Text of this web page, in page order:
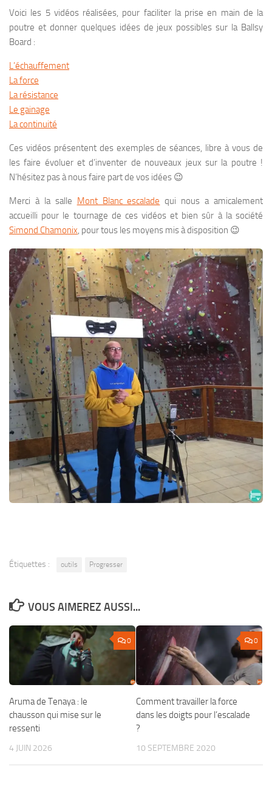
Voici les 5 vidéos réalisées, pour faciliter la prise en main de la
poutre et donner quelques idées de jeux possibles sur la Ballsy
Board :
L’échauffement
La force
La résistance
Le gainage
La continuité
Ces vidéos présentent des exemples de séances, libre à vous de
les faire évoluer et d’inventer de nouveaux jeux sur la poutre !
N’hésitez pas à nous faire part de vos idées 😉
Merci à la salle Mont Blanc escalade qui nous a amicalement
accueilli pour le tournage de ces vidéos et bien sûr à la société
Simond Chamonix, pour tous les moyens mis à disposition 😉
Étiquettes : outils Progresser
VOUS AIMEREZ AUSSI...
0
Aruma de Tenaya : le
chausson qui mise sur le
ressenti
4 JUIN 2026
0
Comment travailler la force
dans les doigts pour l’escalade
?
10 SEPTEMBRE 2020